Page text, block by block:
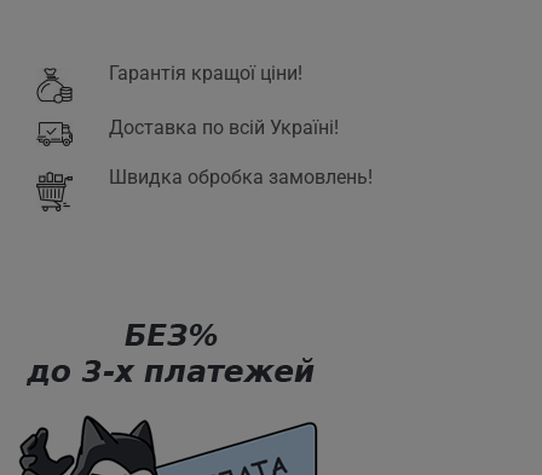
Гарантія кращої ціни!
Доставка по всій Україні!
Швидка обробка замовлень!